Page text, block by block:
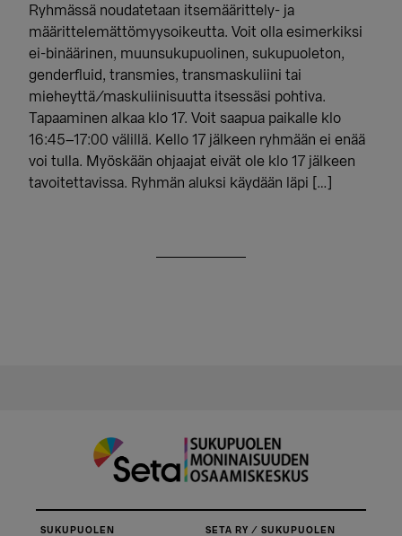
Ryhmässä noudatetaan itsemäärittely- ja
määrittelemättömyysoikeutta. Voit olla esimerkiksi
ei-binäärinen, muunsukupuolinen, sukupuoleton,
genderfluid, transmies, transmaskuliini tai
mieheyttä/maskuliinisuutta itsessäsi pohtiva.
Tapaaminen alkaa klo 17. Voit saapua paikalle klo
16:45–17:00 välillä. Kello 17 jälkeen ryhmään ei enää
voi tulla. Myöskään ohjaajat eivät ole klo 17 jälkeen
tavoitettavissa. Ryhmän aluksi käydään läpi […]
SUKUPUOLEN SETA RY / SUKUPUOLEN